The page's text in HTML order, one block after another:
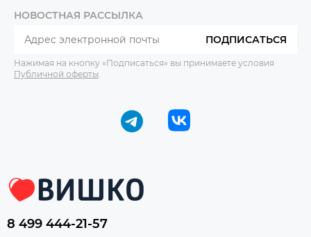
НОВОСТНАЯ РАССЫЛКА
ПОДПИСАТЬСЯ
Нажимая на кнопку «Подписаться» вы принимаете условия
Публичной оферты
8 499 444-21-57